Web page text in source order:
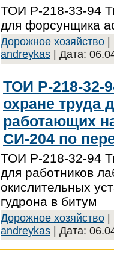
ТОИ Р-218-33-94
для форсунщика
Дорожное хозяйство |
andreykas | Дата:
ТОИ Р-218-32-
охране труда
работающих
СИ-204 по
ТОИ Р-218-32-94
для работников
окислительных
гудрона в битум
Дорожное хозяйство |
andreykas | Дата: